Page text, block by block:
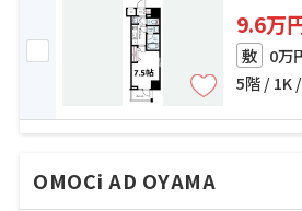
9.6万
敷 0万
5階 / 1K
OMOCi AD OYAMA